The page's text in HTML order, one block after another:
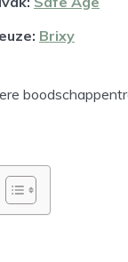
Brixy